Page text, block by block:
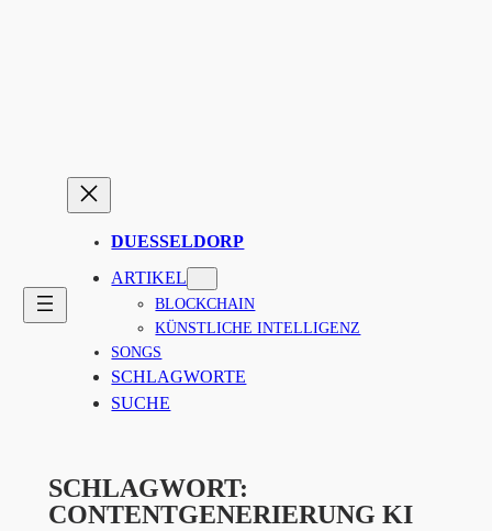
DUESSELDORP
ARTIKEL
BLOCKCHAIN
KÜNSTLICHE INTELLIGENZ
SONGS
SCHLAGWORTE
SUCHE
SCHLAGWORT:
CONTENTGENERIERUNG KI